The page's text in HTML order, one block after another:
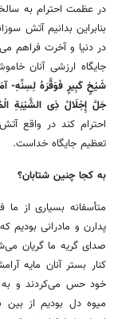
در عظمت احترام به
بنابراین بدانیم آتش
در دنیا و آخرت فراهم
جایگاه ارزشی آنان
شَیْخٍ کَبِیرٍ فَوَقَّرَهُ لِسِنِّهِ-
جَلَّ إِجْلَالُ ذِی الشَّیْبَةِ
احترام کند در واقع
تعظیم جایگاه خداست.
به کجا چنین شتابان؟
متأسفانه بسیاری از
پدارن و مادرانی بودیم
صدای گریه ما گریان
کنار بستر آنان مایه
خود حس می‌کردند و به
میوه دل بودیم از بین